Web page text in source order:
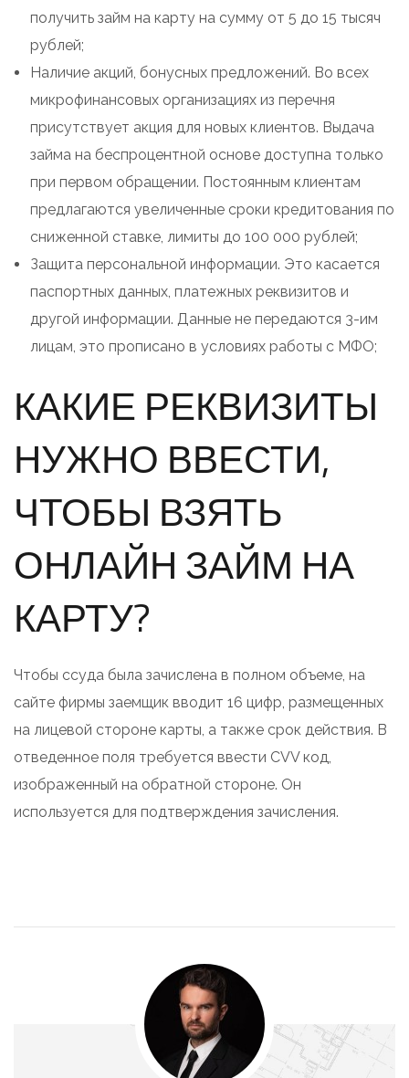
получить займ на карту на сумму от 5 до 15 тысяч
рублей;
Наличие акций, бонусных предложений. Во всех
микрофинансовых организациях из перечня
присутствует акция для новых клиентов. Выдача
займа на беспроцентной основе доступна только
при первом обращении. Постоянным клиентам
предлагаются увеличенные сроки кредитования по
сниженной ставке, лимиты до 100 000 рублей;
Защита персональной информации. Это касается
паспортных данных, платежных реквизитов и
другой информации. Данные не передаются 3-им
лицам, это прописано в условиях работы с МФО;
КАКИЕ РЕКВИЗИТЫ
НУЖНО ВВЕСТИ,
ЧТОБЫ ВЗЯТЬ
ОНЛАЙН ЗАЙМ НА
КАРТУ?
Чтобы ссуда была зачислена в полном объеме, на
сайте фирмы заемщик вводит 16 цифр, размещенных
на лицевой стороне карты, а также срок действия. В
отведенное поля требуется ввести CVV код,
изображенный на обратной стороне. Он
используется для подтверждения зачисления.